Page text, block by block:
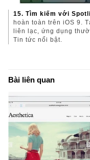
15. Tìm kiếm với
hoàn toàn trên iOS 9.
liên lạc, ứng dụng
Tin tức nổi bật.
Bài liên quan